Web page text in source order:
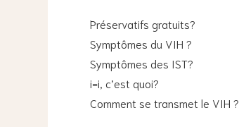
Préservatifs gratuits?
Symptômes du VIH ?
Symptômes des IST?
i=i, c’est quoi?
Comment se transmet le VIH ?